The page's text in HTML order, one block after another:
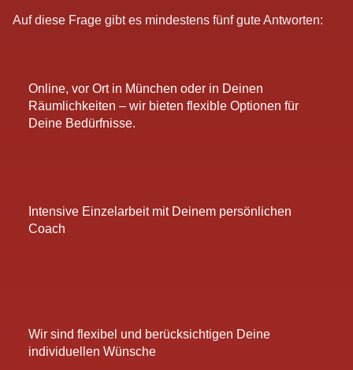
Auf diese Frage gibt es mindestens fünf gute Antworten:
Online, vor Ort in München oder in Deinen
Räumlichkeiten – wir bieten flexible Optionen für
Deine Bedürfnisse.
Intensive Einzelarbeit mit Deinem persönlichen
Coach
Wir sind flexibel und berücksichtigen Deine
individuellen Wünsche